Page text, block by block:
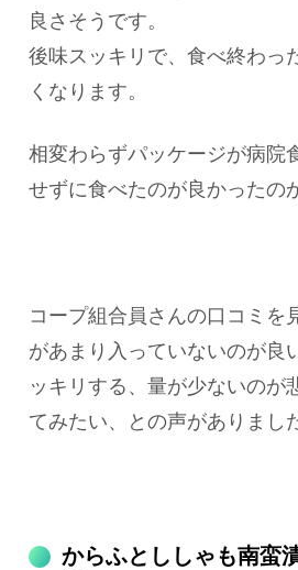
良さそうです。
後味スッキリで、食べ終わっ
くなります。
相変わらずパッケージが病院
せずに食べたのが良かったの
コープ組合員さんの口コミを
があまり入っていないのが良
ッキリする、量が少ないのが
てみたい、との声がありまし
からふとししゃも南